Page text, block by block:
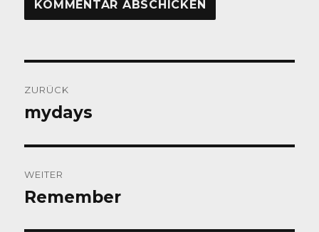
ZURÜCK
Vorheriger
mydays
WEITER
Nächster
Remember